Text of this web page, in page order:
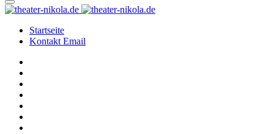
Startseite
Kontakt Email